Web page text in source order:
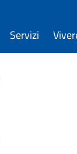
Servizi